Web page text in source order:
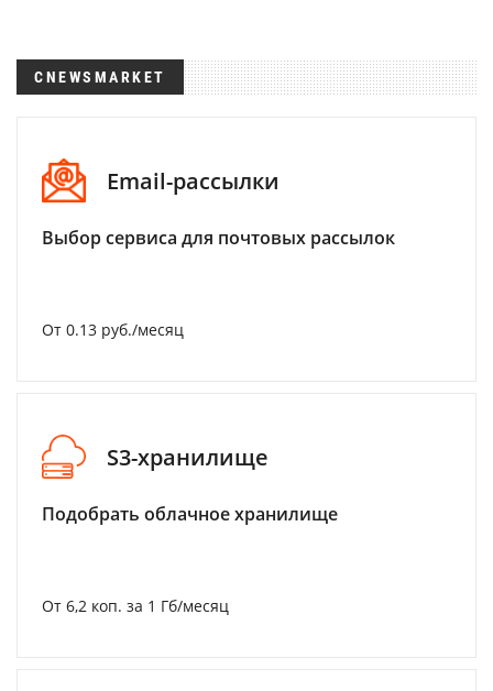
CNEWSMARKET
Email-рассылки
Выбор сервиса для почтовых рассылок
От 0.13 руб./месяц
S3-хранилище
Подобрать облачное хранилище
От 6,2 коп. за 1 Гб/месяц